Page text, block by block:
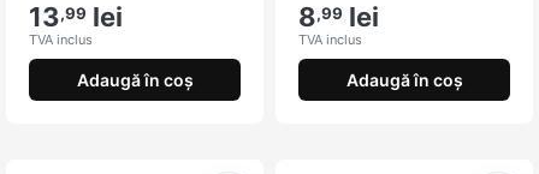
13,99 lei
TVA inclus
Adaugă în coș
8,99 lei
TVA inclus
Adaugă în coș